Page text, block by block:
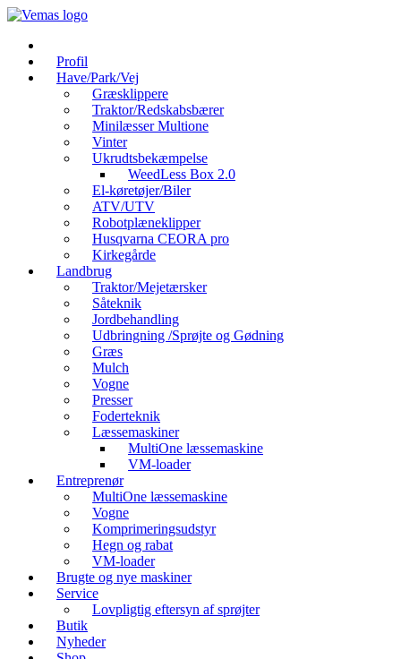
Videre
indhold
Profil
Have/Park/Vej
Græsklippere
Traktor/Redskabsbærer
Minilæsser Multione
Vinter
Ukrudtsbekæmpelse
WeedLess Box 2.0
El-køretøjer/Biler
ATV/UTV
Robotplæneklipper
Husqvarna CEORA pro
Kirkegårde
Landbrug
Traktor/Mejetærsker
Såteknik
Jordbehandling
Udbringning /Sprøjte og Gødning
Græs
Mulch
Vogne
Presser
Foderteknik
Læssemaskiner
MultiOne læssemaskine
VM-loader
Entreprenør
MultiOne læssemaskine
Vogne
Komprimeringsudstyr
Hegn og rabat
VM-loader
Brugte og nye maskiner
Service
Lovpligtig eftersyn af sprøjter
Butik
Nyheder